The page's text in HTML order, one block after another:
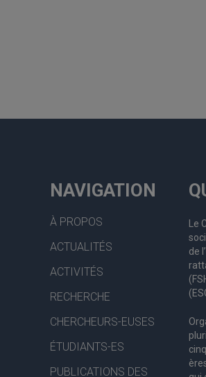
NAVIGATION
À PROPOS
ACTUALITÉS
ACTIVITÉS
RECHERCHE
CHERCHEURS-EUSES
ÉTUDIANTS-ES
PUBLICATIONS DES
Le
de
c